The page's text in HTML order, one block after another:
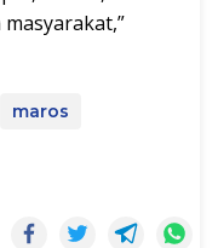
maros